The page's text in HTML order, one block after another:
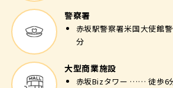
警察署
赤坂駅警察署米国大使館
分
大型商業施設
赤坂Bizタワー …… 徒歩6